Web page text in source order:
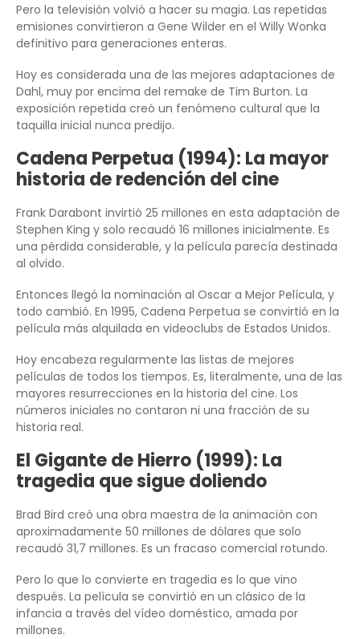
Pero la televisión volvió a hacer su magia. Las repetidas
emisiones convirtieron a Gene Wilder en el Willy Wonka
definitivo para generaciones enteras.
Hoy es considerada una de las mejores adaptaciones de
Dahl, muy por encima del remake de Tim Burton. La
exposición repetida creó un fenómeno cultural que la
taquilla inicial nunca predijo.
Cadena Perpetua (1994): La mayor
historia de redención del cine
Frank Darabont invirtió 25 millones en esta adaptación de
Stephen King y solo recaudó 16 millones inicialmente. Es
una pérdida considerable, y la película parecía destinada
al olvido.
Entonces llegó la nominación al Oscar a Mejor Película, y
todo cambió. En 1995, Cadena Perpetua se convirtió en la
película más alquilada en videoclubs de Estados Unidos.
Hoy encabeza regularmente las listas de mejores
películas de todos los tiempos. Es, literalmente, una de las
mayores resurrecciones en la historia del cine. Los
números iniciales no contaron ni una fracción de su
historia real.
El Gigante de Hierro (1999): La
tragedia que sigue doliendo
Brad Bird creó una obra maestra de la animación con
aproximadamente 50 millones de dólares que solo
recaudó 31,7 millones. Es un fracaso comercial rotundo.
Pero lo que lo convierte en tragedia es lo que vino
después. La película se convirtió en un clásico de la
infancia a través del vídeo doméstico, amada por
millones.